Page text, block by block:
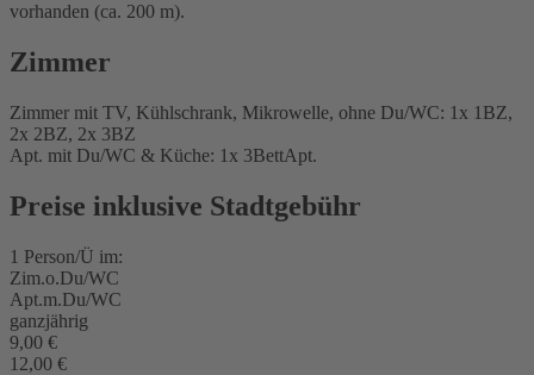
vorhanden (ca. 200 m).
Zimmer
Zimmer mit TV, Kühlschrank, Mikrowelle, ohne Du/WC: 1x 1BZ,
2x 2BZ, 2x 3BZ
Apt. mit Du/WC & Küche: 1x 3BettApt.
Preise inklusive Stadtgebühr
1 Person/Ü im:
Zim.o.Du/WC
Apt.m.Du/WC
ganzjährig
9,00 €
12,00 €